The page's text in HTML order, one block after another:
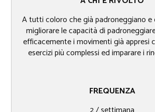
A tutti coloro che già padroneggiano e
migliorare le capacità di
efficacemente i movimenti già appresi
esercizi più complessi ed imparare i
FREQUENZA